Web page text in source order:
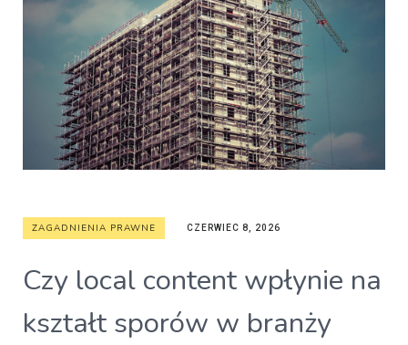
ZAGADNIENIA PRAWNE CZERWIEC 8, 2026
Czy local content wpłynie na
kształt sporów w branży